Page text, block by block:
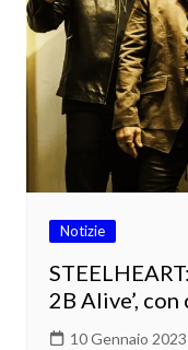
Notizie
2B Alive’,
10 Gennaio 2023